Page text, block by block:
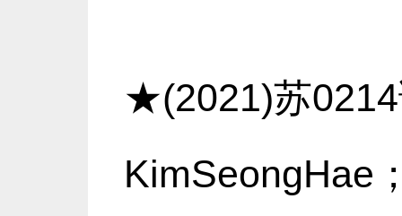
★(2021)苏
KimSeongHae